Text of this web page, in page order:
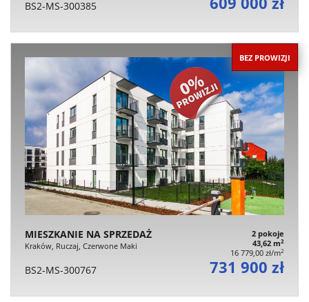
BS2-MS-300385
BEZ PROWIZJI
MIESZKANIE NA SPRZEDAŻ
Kraków, Ruczaj, Czerwone Maki
2 pokoje
43,62 m2
16 779,00 zł/m2
BS2-MS-300767 731 900 zł